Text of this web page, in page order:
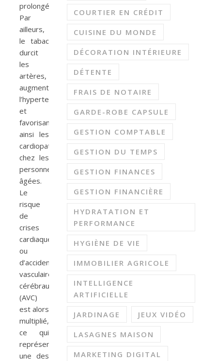
prolongée.
Par
ailleurs,
le tabac
durcit
les
artères,
augmentant
l’hypertension
et
favorisant
ainsi les
cardiopathies
chez les
personnes
âgées.
Le
risque
de
crises
cardiaques
ou
d’accidents
vasculaires
cérébraux
(AVC)
est alors
multiplié,
ce qui
représente
une des
COURTIER EN CRÉDIT
CUISINE DU MONDE
DÉCORATION INTÉRIEURE
DÉTENTE
FRAIS DE NOTAIRE
GARDE-ROBE CAPSULE
GESTION COMPTABLE
GESTION DU TEMPS
GESTION FINANCES
GESTION FINANCIÈRE
HYDRATATION ET
PERFORMANCE
HYGIÈNE DE VIE
IMMOBILIER AGRICOLE
INTELLIGENCE
ARTIFICIELLE
JARDINAGE JEUX VIDÉO
LASAGNES MAISON
MARKETING DIGITAL